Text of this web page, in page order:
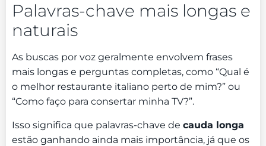
Palavras-chave mais longas e
naturais
As buscas por voz geralmente envolvem frases
mais longas e perguntas completas, como “Qual é
o melhor restaurante italiano perto de mim?” ou
“Como faço para consertar minha TV?”.
Isso significa que palavras-chave de cauda longa
estão ganhando ainda mais importância, já que os